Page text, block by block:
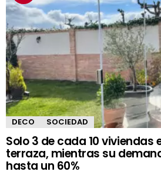
DECO SOCIEDAD
Solo 3 de cada 10 viviendas
terraza, mientras su
hasta un 60%